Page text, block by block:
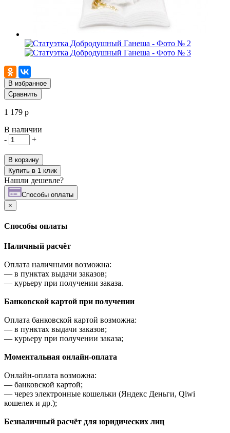
В избранное
Сравнить
1 179 р
В наличии
-
+
В корзину
Купить в 1 клик
Нашли дешевле?
Cпособы оплаты
×
Cпособы оплаты
Наличный расчёт
Оплата наличными возможна:
— в пунктах выдачи заказов;
— курьеру при получении заказа.
Банковской картой при получении
Оплата банковской картой возможна:
— в пунктах выдачи заказов;
— курьеру при получении заказа;
Моментальная онлайн-оплата
Онлайн-оплата возможна:
— банковской картой;
— через электронные кошельки (Яндекс Деньги, Qiwi
кошелек и др.);
Безналичный расчёт для юридических лиц